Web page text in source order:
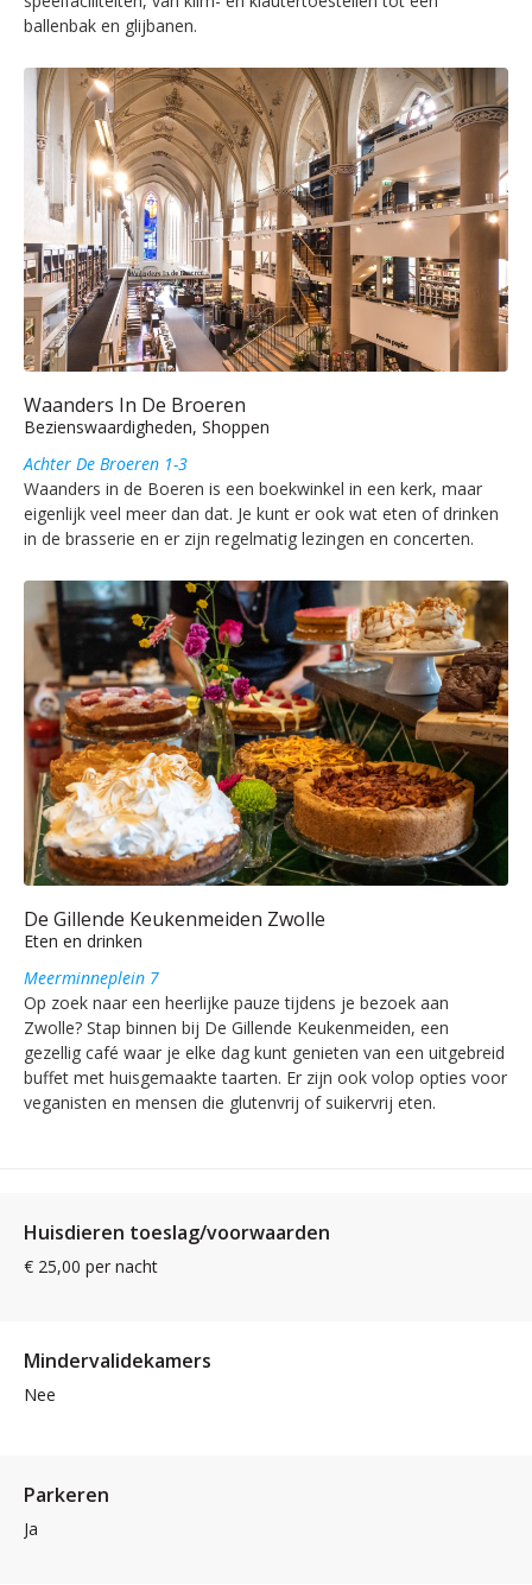
ballenbak en glijbanen.
Waanders In De Broeren
Bezienswaardigheden, Shoppen
Achter De Broeren 1-3
Waanders in de Boeren is een boekwinkel in een kerk, maar
eigenlijk veel meer dan dat. Je kunt er ook wat eten of drinken
in de brasserie en er zijn regelmatig lezingen en concerten.
De Gillende Keukenmeiden Zwolle
Eten en drinken
Meerminneplein 7
Op zoek naar een heerlijke pauze tijdens je bezoek aan
Zwolle? Stap binnen bij De Gillende Keukenmeiden, een
gezellig café waar je elke dag kunt genieten van een uitgebreid
buffet met huisgemaakte taarten. Er zijn ook volop opties voor
veganisten en mensen die glutenvrij of suikervrij eten.
Huisdieren toeslag/voorwaarden
€ 25,00 per nacht
Mindervalidekamers
Nee
Parkeren
Ja